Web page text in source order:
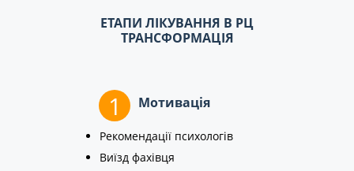
ЕТАПИ ЛІКУВАННЯ В РЦ
ТРАНСФОРМАЦІЯ
1 Мотивація
Рекомендації психологів
Виїзд фахівця